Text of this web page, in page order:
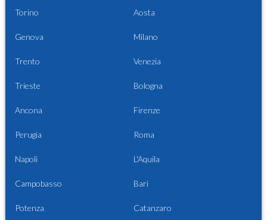
Torino Aosta
Genova Milano
Trento Venezia
Trieste Bologna
Ancona Firenze
Perugia Roma
Napoli L'Aquila
Campobasso Bari
Potenza Catanzaro